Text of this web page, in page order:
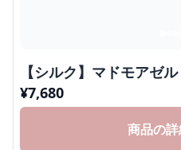
【シルク】マドモアゼ
¥7,680
商品の